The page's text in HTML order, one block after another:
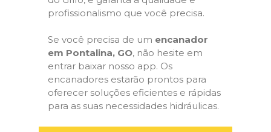
profissionalismo que você precisa.
Se você precisa de um encanador
em Pontalina, GO, não hesite em
entrar baixar nosso app. Os
encanadores estarão prontos para
oferecer soluções eficientes e rápidas
para as suas necessidades hidráulicas.